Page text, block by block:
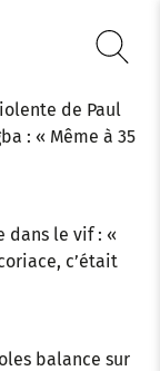
de Paul
: « Même à 35
dans le vif : «
c’était
balance sur